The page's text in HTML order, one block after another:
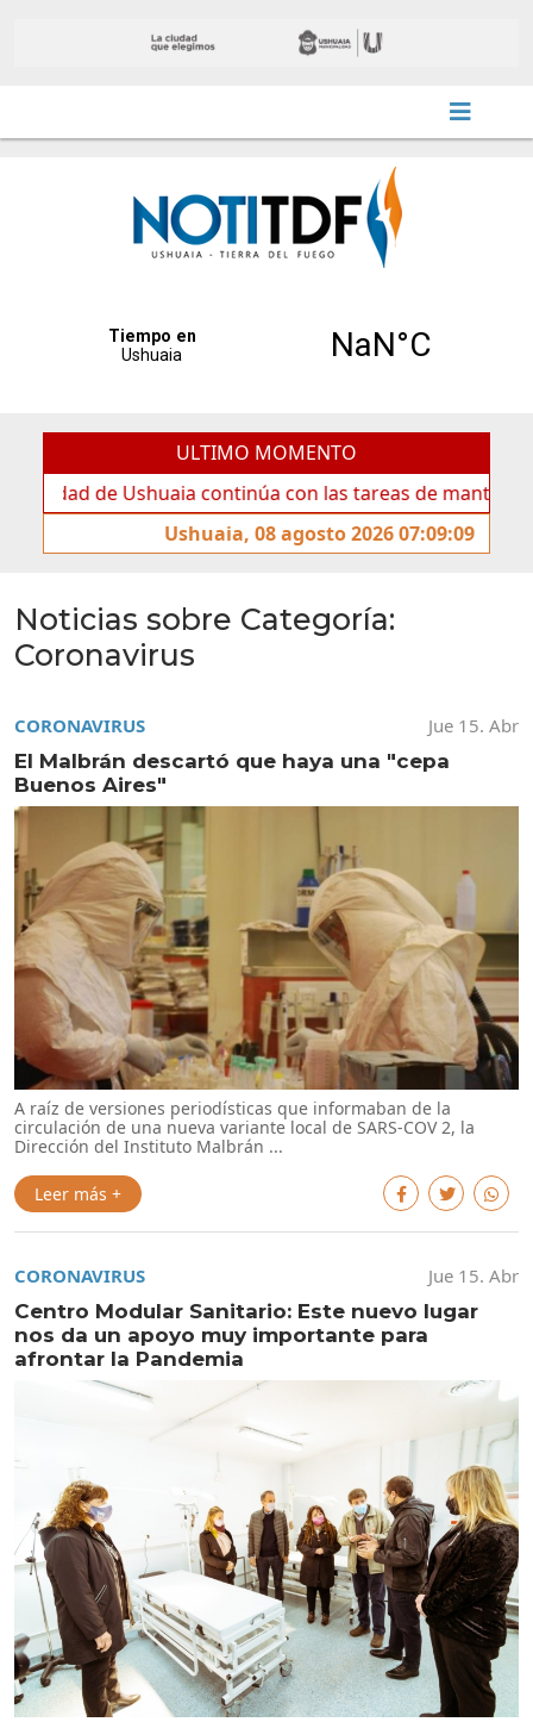
ULTIMO MOMENTO
continúa con las tareas de mantenimiento y rotulado
Ushuaia, 08 agosto 2026 07:09:09
Noticias sobre Categoría:
Coronavirus
CORONAVIRUS
Jue 15. Abr
El Malbrán descartó que haya una "cepa
Buenos Aires"
A raíz de versiones periodísticas que informaban de la
circulación de una nueva variante local de SARS-COV 2, la
Dirección del Instituto Malbrán ...
Leer más +
CORONAVIRUS
Jue 15. Abr
Centro Modular Sanitario: Este nuevo lugar
nos da un apoyo muy importante para
afrontar la Pandemia